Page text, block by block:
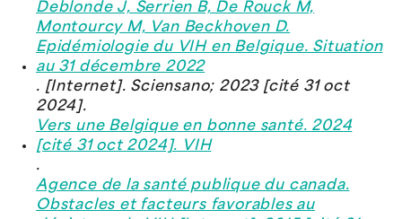
Deblonde J, Serrien B, De Rouck M,
Montourcy M, Van Beckhoven D.
Epidémiologie du VIH en Belgique. Situation
au 31 décembre 2022
. [Internet]. Sciensano; 2023 [cité 31 oct
2024].
Vers une Belgique en bonne santé. 2024
[cité 31 oct 2024]. VIH
.
Agence de la santé publique du canada.
Obstacles et facteurs favorables au